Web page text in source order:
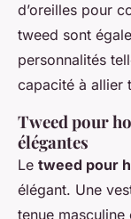
d’oreilles pour
tweed sont
personnalités
capacité à allier
Tweed pour
élégantes
Le tweed pour
élégant. Une
tenue